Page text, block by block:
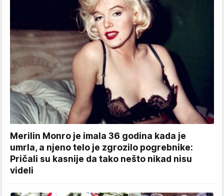
Merilin Monro je imala 36 godina kada je
umrla, a njeno telo je zgrozilo pogrebnike:
Pričali su kasnije da tako nešto nikad nisu
videli